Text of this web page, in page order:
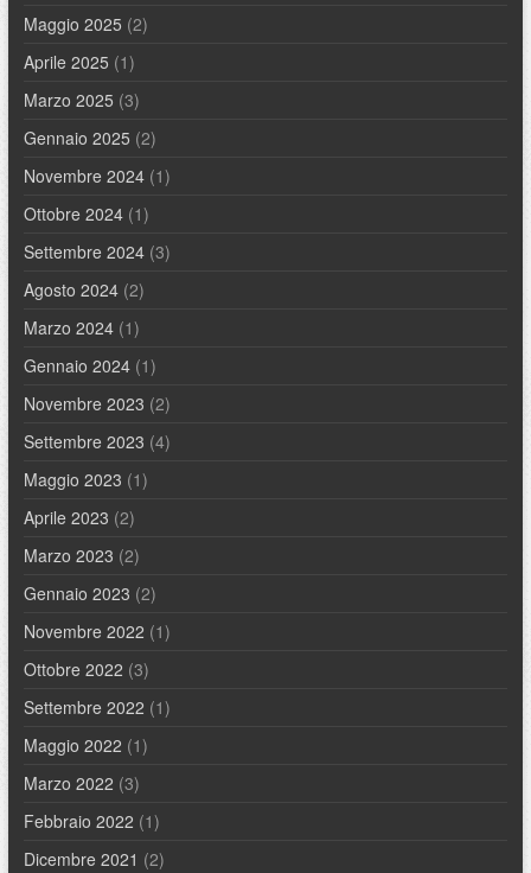
Maggio 2025 (2)
Aprile 2025 (1)
Marzo 2025 (3)
Gennaio 2025 (2)
Novembre 2024(1)
Ottobre 2024(1)
Settembre 2024(3)
Agosto 2024(2)
Marzo 2024(1)
Gennaio 2024(1)
Novembre 2023 (2)
Settembre 2023 (4)
Maggio 2023 (1)
Aprile 2023 (2)
Marzo 2023 (2)
Gennaio 2023 (2)
Novembre 2022 (1)
Ottobre 2022 (3)
Settembre 2022 (1)
Maggio 2022 (1)
Marzo 2022 (3)
Febbraio 2022 (1)
Dicembre 2021 (2)